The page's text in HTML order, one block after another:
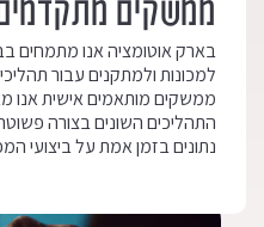
ממשקים מתקדמים
בארק אוטומציה אנו
למכונות ולמתקנים עבור
ממשקים מותאמים אישית אנו
התהליכים השונים בצורה פשוטה
נתונים בזמן אמת על ביצועי